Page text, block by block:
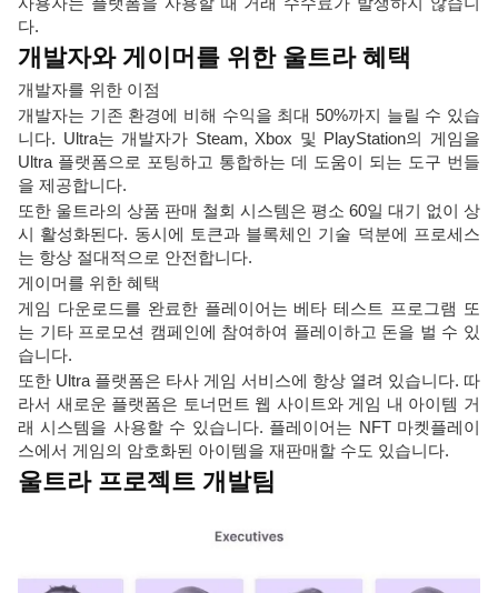
다.
개발자와 게이머를 위한 울트라 혜택
개발자를 위한 이점
개발자는 기존 환경에 비해 수익을 최대 50%까지 늘릴 수 있습
니다. Ultra는 개발자가 Steam, Xbox 및 PlayStation의 게임을
Ultra 플랫폼으로 포팅하고 통합하는 데 도움이 되는 도구 번들
을 제공합니다.
또한 울트라의 상품 판매 철회 시스템은 평소 60일 대기 없이 상
시 활성화된다. 동시에 토큰과 블록체인 기술 덕분에 프로세스
는 항상 절대적으로 안전합니다.
게이머를 위한 혜택
게임 다운로드를 완료한 플레이어는 베타 테스트 프로그램 또
는 기타 프로모션 캠페인에 참여하여 플레이하고 돈을 벌 수 있
습니다.
또한 Ultra 플랫폼은 타사 게임 서비스에 항상 열려 있습니다. 따
라서 새로운 플랫폼은 토너먼트 웹 사이트와 게임 내 아이템 거
래 시스템을 사용할 수 있습니다. 플레이어는 NFT 마켓플레이
스에서 게임의 암호화된 아이템을 재판매할 수도 있습니다.
울트라 프로젝트 개발팀